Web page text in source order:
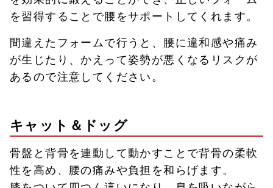
を習得することで腰をサポートしてくれます。
間違えたフォームで行うと、腰に違和感や痛み
が生じたり、かえって姿勢が悪くなるリスクが
あるので注意してください。
キャット＆ドッグ
骨盤と背骨を連動して動かすことで背骨の柔軟
性を高め、腰の痛みや負担を和らげます。